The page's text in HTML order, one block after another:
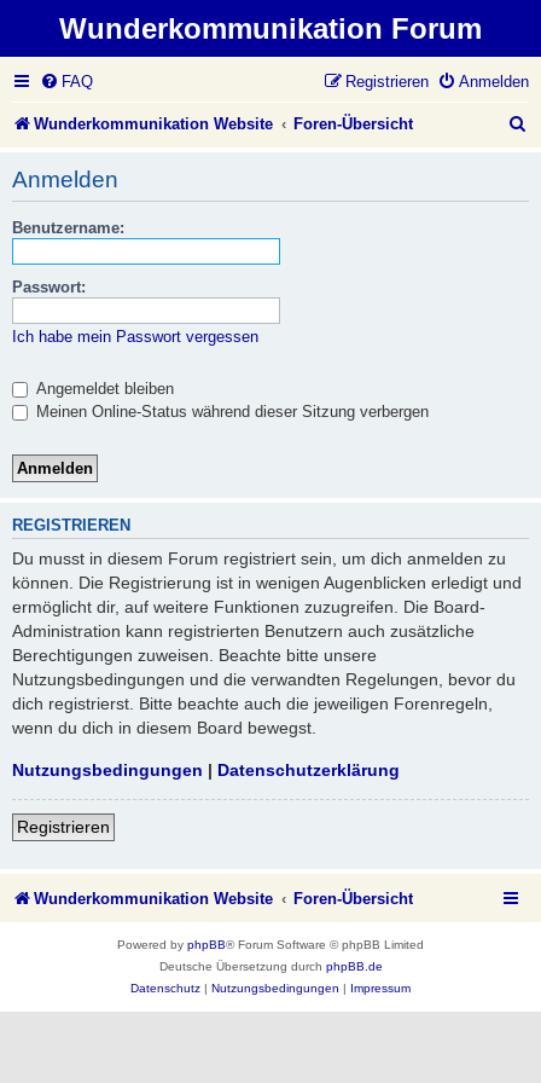
Wunderkommunikation Forum
FAQ Anmelden
Registrieren
Wunderkommunikation Website Foren-Übersicht
Anmelden
Benutzername:
Passwort:
Ich habe mein Passwort vergessen
Angemeldet bleiben
Meinen Online-Status während dieser Sitzung verbergen
REGISTRIEREN
Du musst in diesem Forum registriert sein, um dich anmelden zu
können. Die Registrierung ist in wenigen Augenblicken erledigt und
ermöglicht dir, auf weitere Funktionen zuzugreifen. Die Board-
Administration kann registrierten Benutzern auch zusätzliche
Berechtigungen zuweisen. Beachte bitte unsere
Nutzungsbedingungen und die verwandten Regelungen, bevor du
dich registrierst. Bitte beachte auch die jeweiligen Forenregeln,
wenn du dich in diesem Board bewegst.
Nutzungsbedingungen | Datenschutzerklärung
Registrieren
Wunderkommunikation Website Foren-Übersicht
Powered by phpBB® Forum Software © phpBB Limited
Deutsche Übersetzung durch phpBB.de
Datenschutz | Nutzungsbedingungen | Impressum